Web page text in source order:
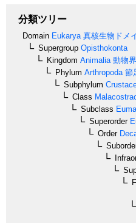
分類ツリー
Domain Eukarya 真核生物ドメ
Supergroup Opisthokonta
Kingdom Animalia 動物界
Phylum Arthropoda 節
Subphylum
Class
Subclass
Superorder
Order